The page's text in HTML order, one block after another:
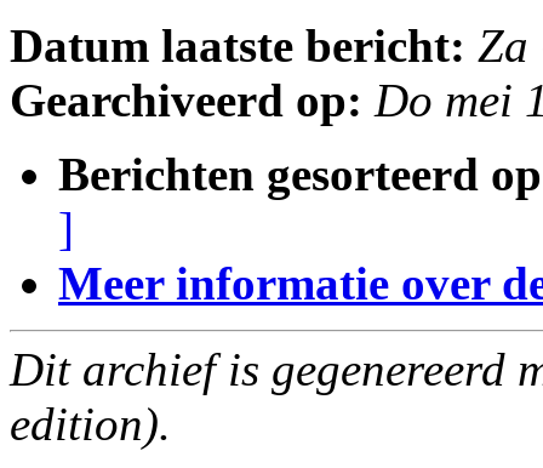
Datum laatste bericht: Za
Gearchiveerd op: Do mei
Berichten gesorteerd
]
Meer informatie over
Dit archief is gegenereerd
edition).